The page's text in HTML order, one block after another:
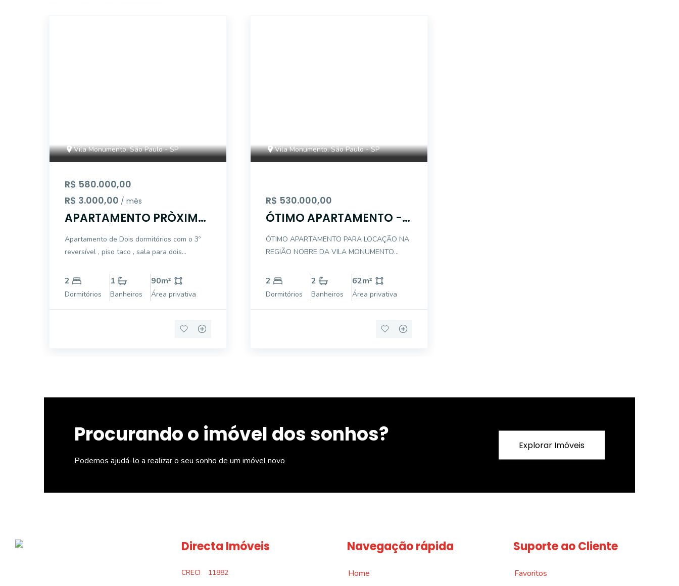
Vila Monumento, São Paulo - SP
R$ 580.000,00
R$ 3.000,00 / mês
APARTAMENTO PRÒXIMO
AO COLÈGIO SÂO MAURO
Apartamento de Dois dormitórios com o 3º
reversível , piso taco , sala para dois
2
Dormitórios
1
Banheiros
90m²
Área privativa
Vila Monumento, São Paulo - SP
R$ 530.000,00
ÓTIMO APARTAMENTO -
VILA MONUMENTO
ÓTIMO APARTAMENTO PARA LOCAÇÃO NA
REGIÃO NOBRE DA VILA MONUMENTO
DORMITÓRIOS . 1 BANHEIRO SOCIAL . SALA
2 AMBIENTES . VARANDA . COZINHA AMPLA
E AREJADA . BOA ÁREA DE SERVIÇO .
2
Dormitórios
2
Banheiros
62m²
Área privativa
Procurando o imóvel dos sonhos?
Podemos ajudá-lo a realizar o seu sonho de um imóvel novo
Explorar Imóveis
Directa Imóveis
CRECI 11882
Navegação rápida
Home
Suporte ao Cliente
Favoritos